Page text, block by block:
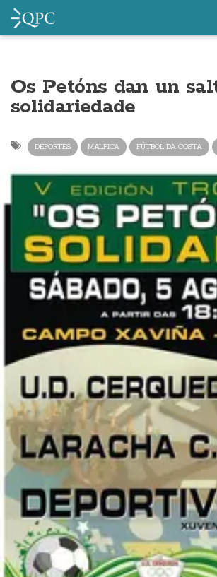
Os Petóns dan un
solidariedade
DEPORTES MALPICA FÚTBOL DA COSTA